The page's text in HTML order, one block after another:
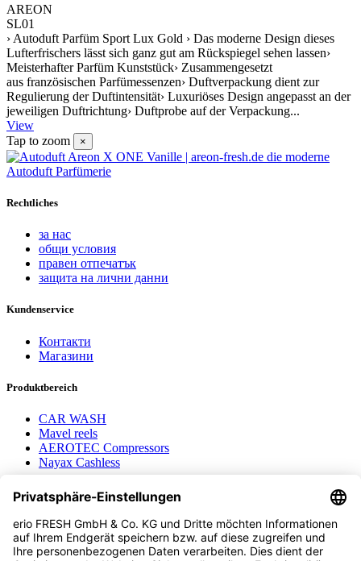
AREON
SL01
› Autoduft Parfüm Sport Lux Gold › Das moderne Design dieses
Lufterfrischers lässt sich ganz gut am Rückspiegel sehen lassen›
Meisterhafter Parfüm Kunststück› Zusammengesetzt
aus französischen Parfümessenzen› Duftverpackung dient zur
Regulierung der Duftintensität› Luxuriöses Design angepasst an der
jeweiligen Duftrichtung› Duftprobe auf der Verpackung...
View
Tap to zoom
×
Rechtliches
за нас
общи условия
правен отпечатък
защита на лични данни
Kundenservice
Контакти
Магазини
Produktbereich
CAR WASH
Mavel reels
AEROTEC Compressors
Nayax Cashless
erio FRESH GmbH & Co. KG